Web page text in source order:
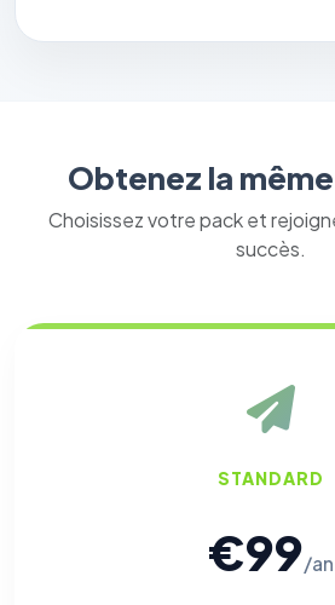
Obtenez la
Choisissez votre pack et
succès.
STANDARD
€99/an